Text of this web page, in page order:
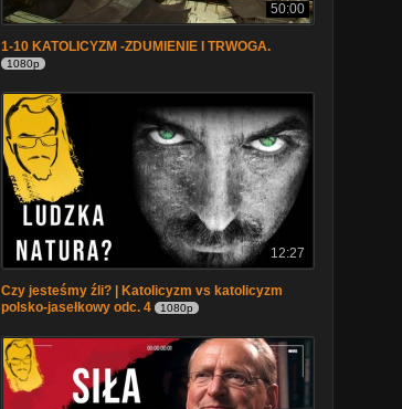
50:00
1-10 KATOLICYZM -ZDUMIENIE I TRWOGA.
1080p
12:27
Czy jesteśmy źli? | Katolicyzm vs katolicyzm
polsko-jasełkowy odc. 4
1080p